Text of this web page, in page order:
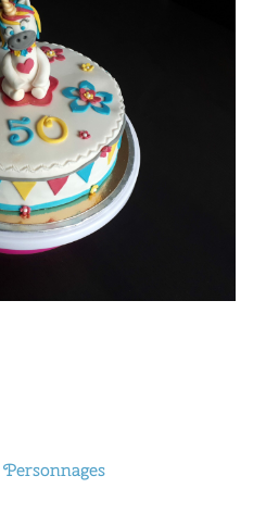
Personnages